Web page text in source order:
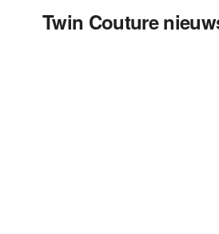
Twin Couture